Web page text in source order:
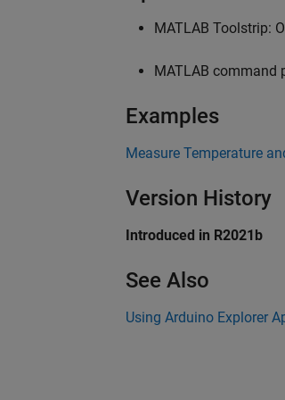
MATLAB Toolstrip:
MATLAB command
Examples
Measure Temperature
Version History
Introduced in R2021b
See Also
Using Arduino Explorer